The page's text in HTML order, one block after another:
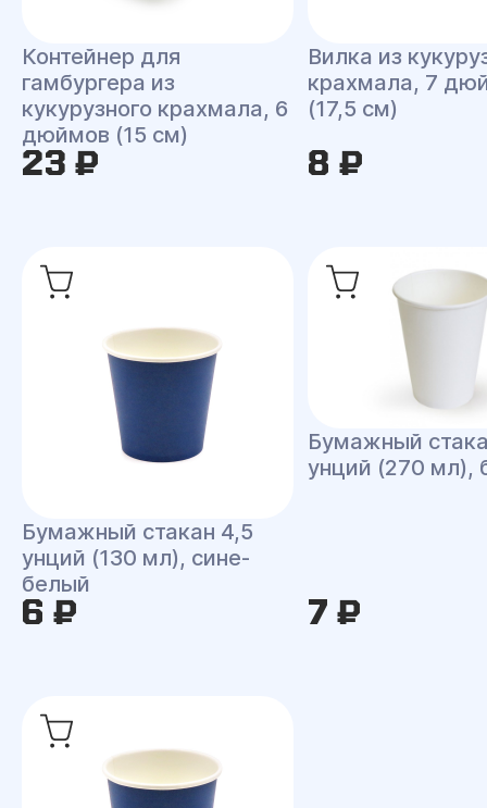
Контейнер для
гамбургера из
кукурузного крахмала, 6
дюймов (15 см)
23 ₽
Вилка из
крахмала, 7
(17,5 см)
8 ₽
Бумажный стакан 4,5
унций (130 мл), сине-
белый
6 ₽
Бумажный
унций (270 мл),
7 ₽